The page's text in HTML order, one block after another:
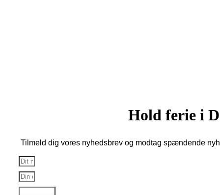
Hold ferie i
Tilmeld dig vores nyhedsbrev og modtag spændende